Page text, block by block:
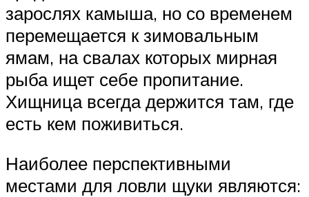
зарослях камыша, но со временем
перемещается к зимовальным
ямам, на свалах которых мирная
рыба ищет себе пропитание.
Хищница всегда держится там, где
есть кем поживиться.
Наиболее перспективными
местами для ловли щуки являются: